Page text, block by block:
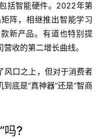
括智能硬件。2022年第
阵，相继推出智能学习
新产品。有道也特别提
收的第二增长曲线。
风口之上，但对于消费者
底是“真神器”还是“智商
吗?